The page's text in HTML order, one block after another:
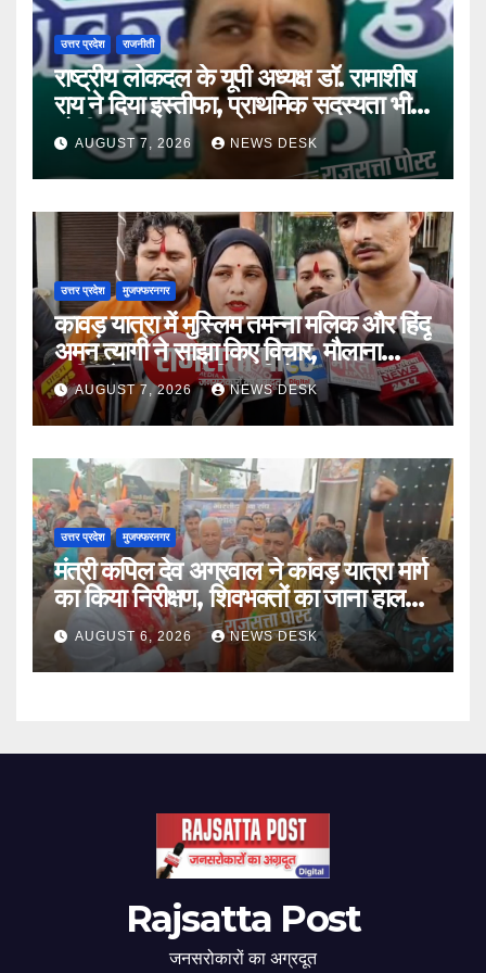
उत्तर प्रदेश राजनीती
राष्ट्रीय लोकदल के यूपी अध्यक्ष डॉ. रामाशीष
राय ने दिया इस्तीफा, प्राथमिक सदस्यता भी
छोड़ीAUGUST 7, 2026 NEWS DESK
उत्तर प्रदेश मुजफ्फरनगर
कावड़ यात्रा में मुस्लिम तमन्ना मलिक और हिंदू
अमन त्यागी ने साझा किए विचार, मौलाना
रशीदी के बयान का किया विरोध
AUGUST 7, 2026 NEWS DESK
उत्तर प्रदेश मुजफ्फरनगर
मंत्री कपिल देव अग्रवाल ने कांवड़ यात्रा मार्ग
का किया निरीक्षण, शिवभक्तों का जाना हाल-
चालAUGUST 6, 2026 NEWS DESK
Rajsatta Post
जनसरोकारों का अग्रदूत